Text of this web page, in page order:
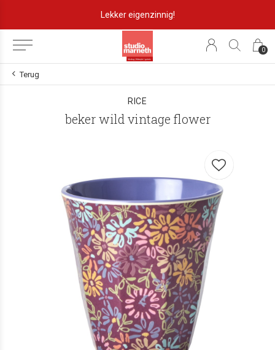
0
Lekker eigenzinnig!
Terug
RICE
beker wild vintage flower